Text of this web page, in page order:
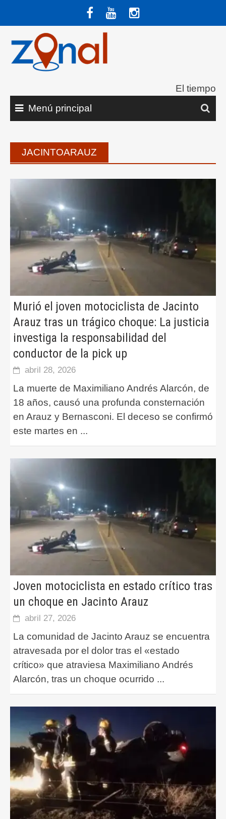
contenido
El tiempo
Menú principal
JACINTOARAUZ
Murió el joven motociclista de Jacinto
Arauz tras un trágico choque: La justicia
investiga la responsabilidad del
conductor de la pick up
abril 28, 2026
La muerte de Maximiliano Andrés Alarcón, de
18 años, causó una profunda consternación
en Arauz y Bernasconi. El deceso se confirmó
este martes en ...
Joven motociclista en estado crítico tras
un choque en Jacinto Arauz
abril 27, 2026
La comunidad de Jacinto Arauz se encuentra
atravesada por el dolor tras el «estado
crítico» que atraviesa Maximiliano Andrés
Alarcón, tras un choque ocurrido ...